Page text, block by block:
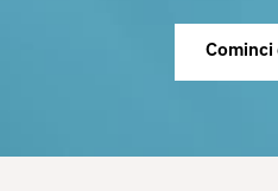
Cominci